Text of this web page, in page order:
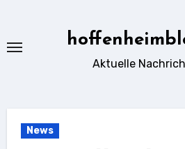
springen
Aktuelle
News